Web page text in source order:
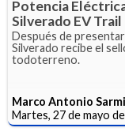
Potencia
Silverado EV Trail
Después de
Silverado recibe el
todoterreno.
Marco Antonio
Martes, 27 de mayo